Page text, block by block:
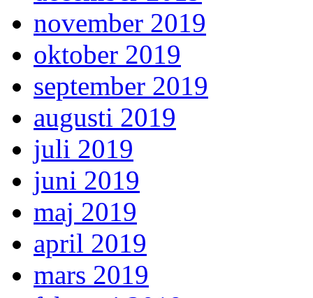
november 2019
oktober 2019
september 2019
augusti 2019
juli 2019
juni 2019
maj 2019
april 2019
mars 2019